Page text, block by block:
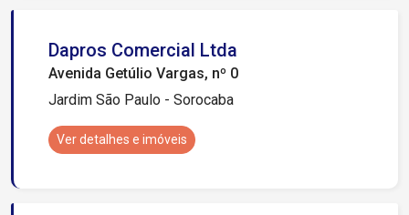
Dapros Comercial Ltda
Avenida Getúlio Vargas, nº 0
Jardim São Paulo - Sorocaba
Ver detalhes e imóveis